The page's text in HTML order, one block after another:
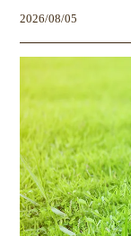
2026/08/05